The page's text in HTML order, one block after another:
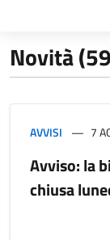
Novità
AVVISI 7
Avviso: la
chiusa